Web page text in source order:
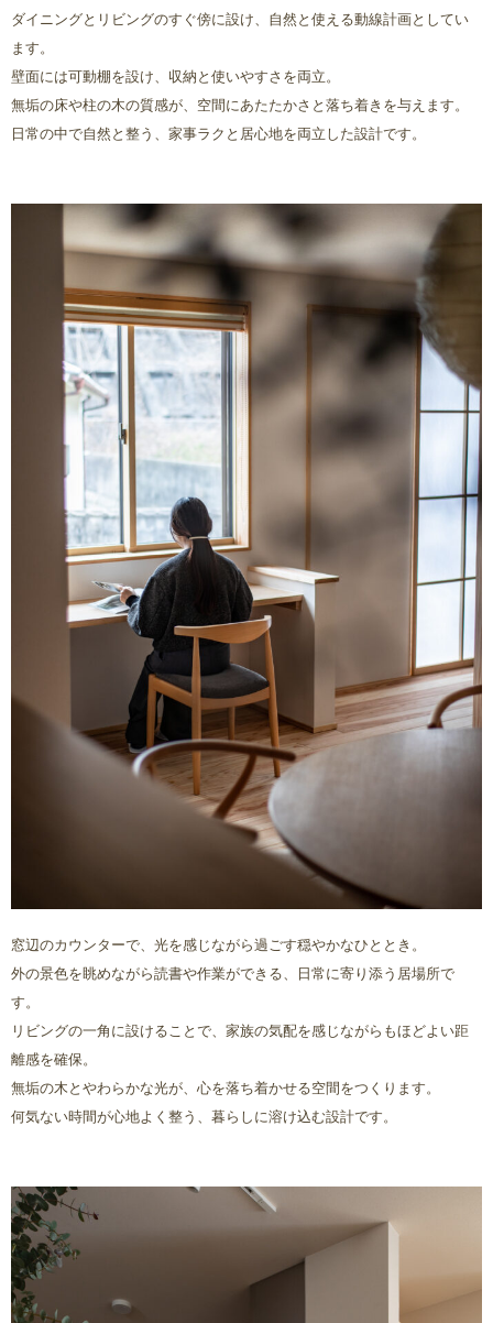
ダイニングとリビングのすぐ傍に設け、自然と使える動線計画としてい
ます。
壁面には可動棚を設け、収納と使いやすさを両立。
無垢の床や柱の木の質感が、空間にあたたかさと落ち着きを与えます。
日常の中で自然と整う、家事ラクと居心地を両立した設計です。
窓辺のカウンターで、光を感じながら過ごす穏やかなひととき。
外の景色を眺めながら読書や作業ができる、日常に寄り添う居場所で
す。
リビングの一角に設けることで、家族の気配を感じながらもほどよい距
離感を確保。
無垢の木とやわらかな光が、心を落ち着かせる空間をつくります。
何気ない時間が心地よく整う、暮らしに溶け込む設計です。